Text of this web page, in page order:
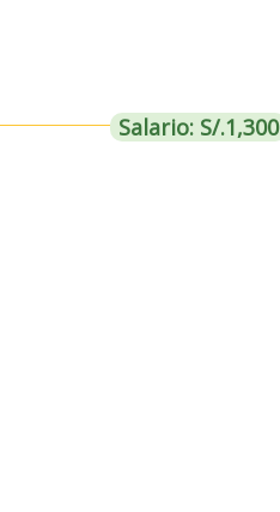
Salario: S/.1,300